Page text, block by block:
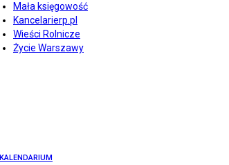
Mała księgowość
Kancelarierp.pl
Wieści Rolnicze
Życie Warszawy
KALENDARIUM